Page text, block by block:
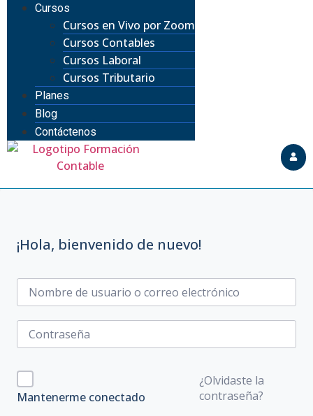
Cursos
Cursos en Vivo por Zoom
Cursos Contables
Cursos Laboral
Cursos Tributario
Planes
Blog
Contáctenos
¡Hola, bienvenido de nuevo!
Mantenerme conectado
¿Olvidaste la
contraseña?